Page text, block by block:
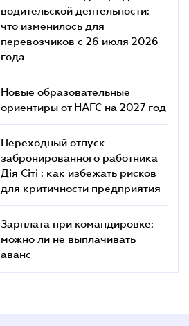
водительской деятельности:
что изменилось для
перевозчиков с 26 июля 2026
года
Новые образовательные
ориентиры от НАГС на 2027 год
Переходный отпуск
забронированного работника
Дія Сіті : как избежать рисков
для критичности предприятия
Зарплата при командировке:
можно ли не выплачивать
аванс